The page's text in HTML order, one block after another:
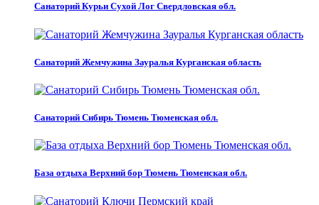
Санаторий Курьи Сухой Лог Свердловская обл.
Санаторий Жемчужина Зауралья Курганская область
Санаторий Сибирь Тюмень Тюменская обл.
База отдыха Верхний бор Тюмень Тюменская обл.